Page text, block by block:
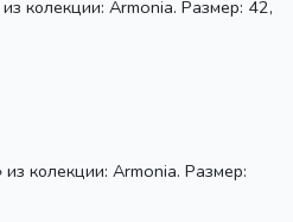
колекции: Armonia. Размер: 42,
колекции: Armonia. Размер: